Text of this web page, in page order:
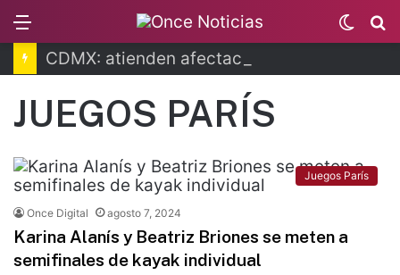
Switch
skin
JUEGOS PARÍS
Juegos París
Once Digital agosto 7, 2024
Karina Alanís y Beatriz Briones se meten a
semifinales de kayak individual